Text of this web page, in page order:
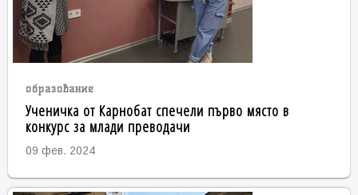
образование
Ученичка от Карнобат спечели първо място в
конкурс за млади преводачи
09 фев. 2024